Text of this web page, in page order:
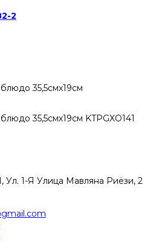
2
1-Я Улица Мавляна Риёзи, 2